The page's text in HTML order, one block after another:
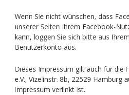
Wenn Sie nicht wünschen, dass
unserer Seiten Ihrem Facebook-
kann, loggen Sie sich bitte aus
Benutzerkonto aus.
Dieses Impressum gilt auch für die
e.V.; Vizelinstr. 8b, 22529 Hamburg
Impressum verlinkt ist.